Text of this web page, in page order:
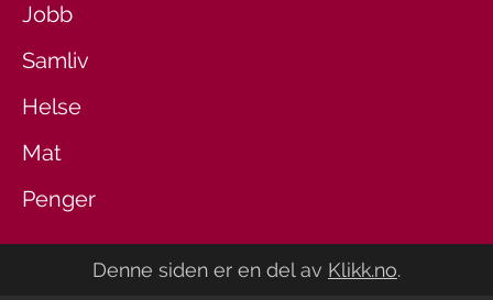
Jobb
Samliv
Helse
Mat
Penger
Denne siden er en del av Klikk.no.